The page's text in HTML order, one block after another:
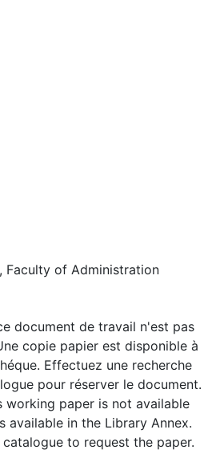
Faculty of Administration
document de travail n'est pas
copie papier est disponible à
Effectuez une recherche
pour réserver le document.
paper is not available
available in the Library Annex.
to request the paper.